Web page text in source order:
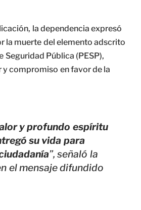
la dependencia expresó
la muerte del elemento adscrito
Seguridad Pública (PESP),
compromiso en favor de la
y profundo espíritu
su vida para
”, señaló la
el mensaje difundido